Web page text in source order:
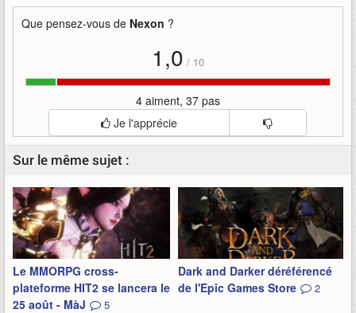
Que pensez-vous de Nexon ?
1,0 / 10
4 aiment, 37 pas
Je l'apprécie
Sur le même sujet :
Le MMORPG cross-
plateforme HIT2 se lancera le
25 août - MàJ
5
Dark and Darker déréférencé
de l'Epic Games Store
2